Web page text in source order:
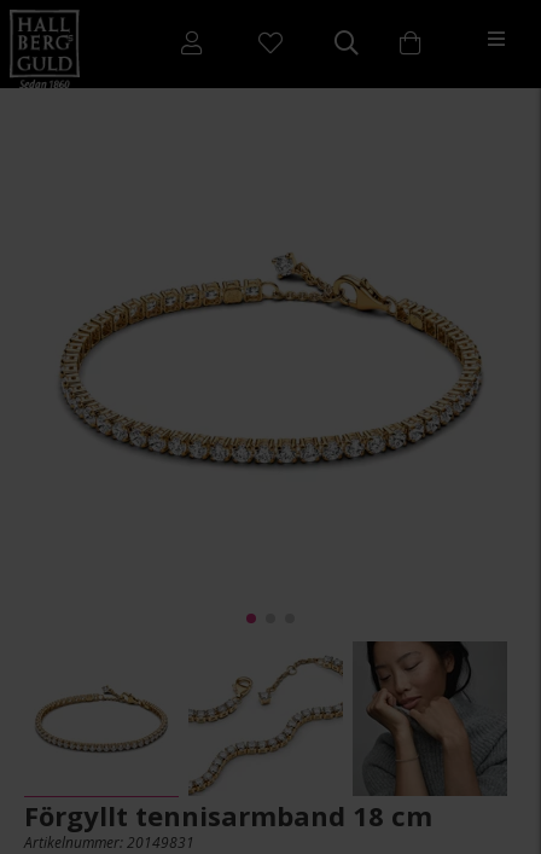
Förgyllt tennisarmband 18 cm
Artikelnummer: 20149831